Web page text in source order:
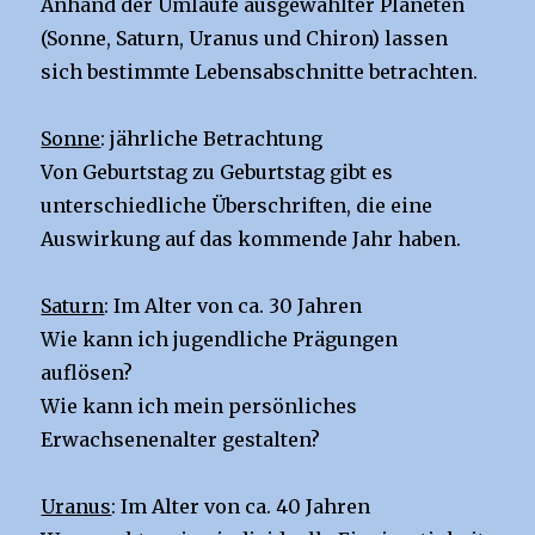
Anhand der Umläufe ausgewählter Planeten
(Sonne, Saturn, Uranus und Chiron) lassen
sich bestimmte Lebensabschnitte betrachten.
Sonne: jährliche Betrachtung
Von Geburtstag zu Geburtstag gibt es
unterschiedliche Überschriften, die eine
Auswirkung auf das kommende Jahr haben.
Saturn: Im Alter von ca. 30 Jahren
Wie kann ich jugendliche Prägungen
auflösen?
Wie kann ich mein persönliches
Erwachsenenalter gestalten?
Uranus: Im Alter von ca. 40 Jahren